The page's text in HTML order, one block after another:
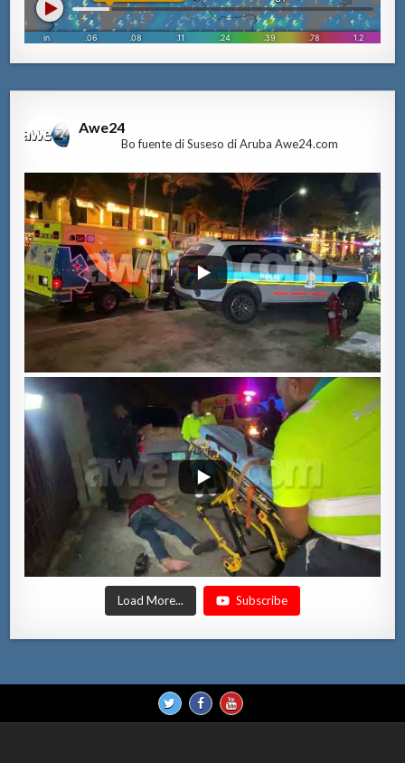
Awe24
Bo fuente di Suseso di Aruba Awe24.com
Load More... Subscribe